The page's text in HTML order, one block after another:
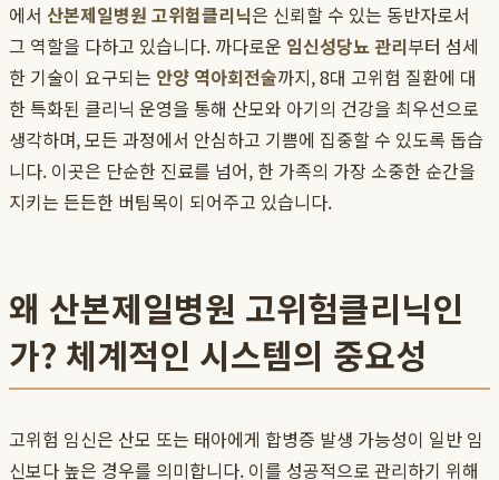
에서 산본제일병원 고위험클리닉은 신뢰할 수 있는 동반자로서
그 역할을 다하고 있습니다. 까다로운 임신성당뇨 관리부터 섬세
한 기술이 요구되는 안양 역아회전술까지, 8대 고위험 질환에 대
한 특화된 클리닉 운영을 통해 산모와 아기의 건강을 최우선으로
생각하며, 모든 과정에서 안심하고 기쁨에 집중할 수 있도록 돕습
니다. 이곳은 단순한 진료를 넘어, 한 가족의 가장 소중한 순간을
지키는 든든한 버팀목이 되어주고 있습니다.
왜 산본제일병원 고위험클리닉인
가? 체계적인 시스템의 중요성
고위험 임신은 산모 또는 태아에게 합병증 발생 가능성이 일반 임
신보다 높은 경우를 의미합니다. 이를 성공적으로 관리하기 위해